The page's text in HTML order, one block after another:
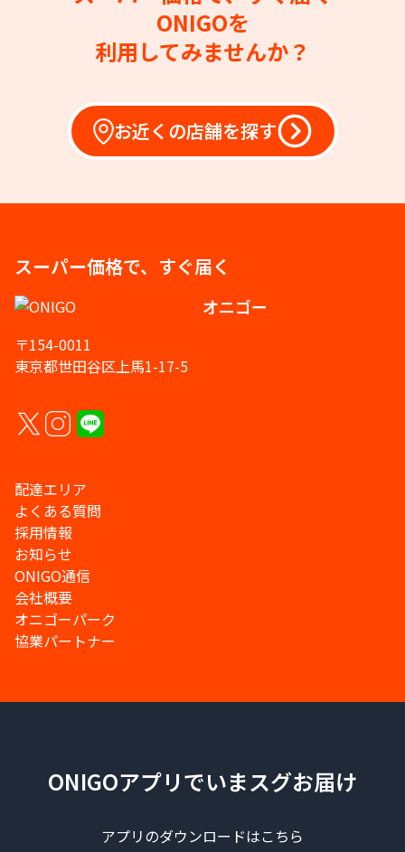
ONIGOを
利用してみませんか？
お近くの店舗を探す
スーパー価格で、すぐ届く
オニゴー
〒154-0011
東京都世田谷区上馬1-17-5
配達エリア
よくある質問
採用情報
お知らせ
ONIGO通信
会社概要
オニゴーパーク
協業パートナー
ONIGOアプリでいまスグお届け
アプリのダウンロードはこちら